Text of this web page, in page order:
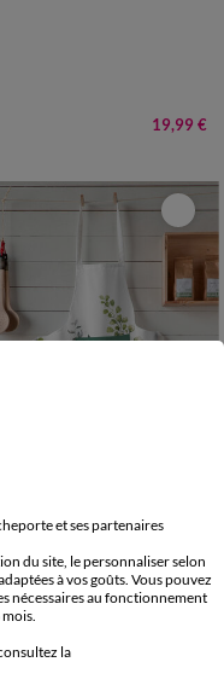
19,99 €
bavette motif feuillage
et ses partenaires
du site, le personnaliser selon
à vos goûts. Vous pouvez
nécessaires au fonctionnement
la